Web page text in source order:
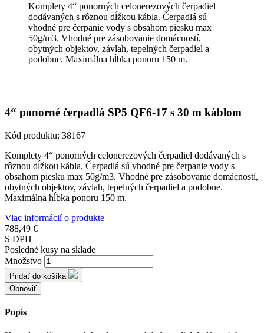
Komplety 4“ ponorných celonerezových čerpadiel
dodávaných s rôznou dĺžkou kábla. Čerpadlá sú
vhodné pre čerpanie vody s obsahom piesku max
50g/m3. Vhodné pre zásobovanie domácností,
obytných objektov, závlah, tepelných čerpadiel a
podobne. Maximálna hĺbka ponoru 150 m.
4“ ponorné čerpadlá SP5 QF6-17 s 30 m káblom
Kód produktu: 38167
Komplety 4“ ponorných celonerezových čerpadiel dodávaných s
rôznou dĺžkou kábla. Čerpadlá sú vhodné pre čerpanie vody s
obsahom piesku max 50g/m3. Vhodné pre zásobovanie domácností,
obytných objektov, závlah, tepelných čerpadiel a podobne.
Maximálna hĺbka ponoru 150 m.
Viac informácií o produkte
788,49 €
S DPH
Posledné kusy na sklade
Množstvo
Pridať do košíka
Popis